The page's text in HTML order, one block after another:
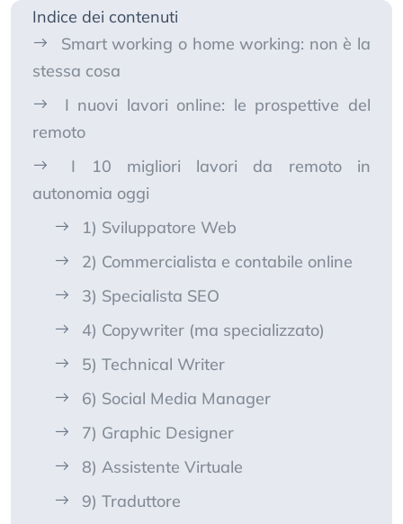
Indice dei contenuti
Smart working o home working: non è la
stessa cosa
I nuovi lavori online: le prospettive del
remoto
I 10 migliori lavori da remoto in
autonomia oggi
1) Sviluppatore Web
2) Commercialista e contabile online
3) Specialista SEO
4) Copywriter (ma specializzato)
5) Technical Writer
6) Social Media Manager
7) Graphic Designer
8) Assistente Virtuale
9) Traduttore